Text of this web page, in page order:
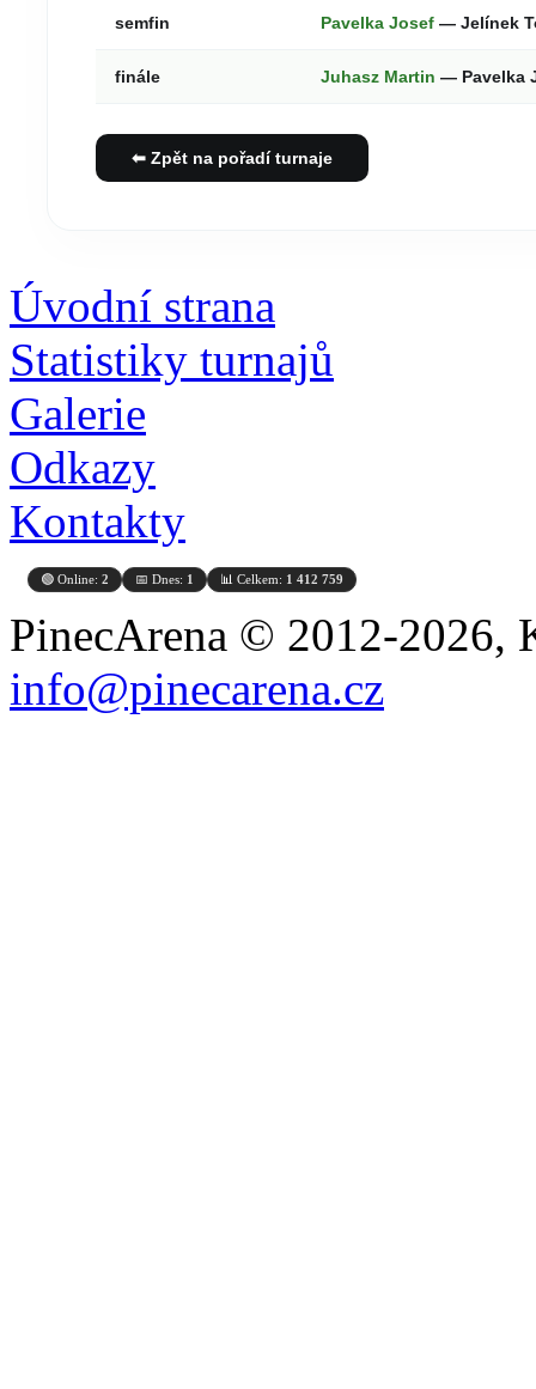
semfin Pavelka Josef — Jelínek
finále Juhasz Martin — Pavelka
⬅ Zpět na pořadí turnaje
Úvodní strana
Statistiky turnajů
Galerie
Odkazy
Kontakty
🟢 Online: 2 📅 Dnes: 1 📊 Celkem: 1 412 759
PinecArena © 2012-2026,
info@pinecarena.cz